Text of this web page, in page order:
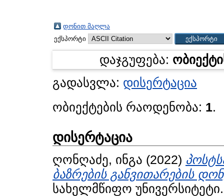
დონით მაღლა
ექსპორტი
დაჯგუფება:
გადასვლა: დისერტაცია
ობიექტების რაოდენობა: 1.
დისერტაცია
ღონღაძე, ინგა (2022)
ბაზრების განვითარების
სახელმწიფო უნივერსიტეტი.